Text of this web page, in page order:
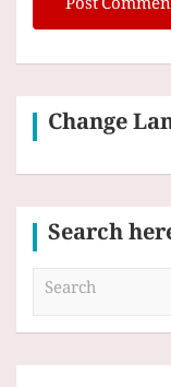
Change
Search
a